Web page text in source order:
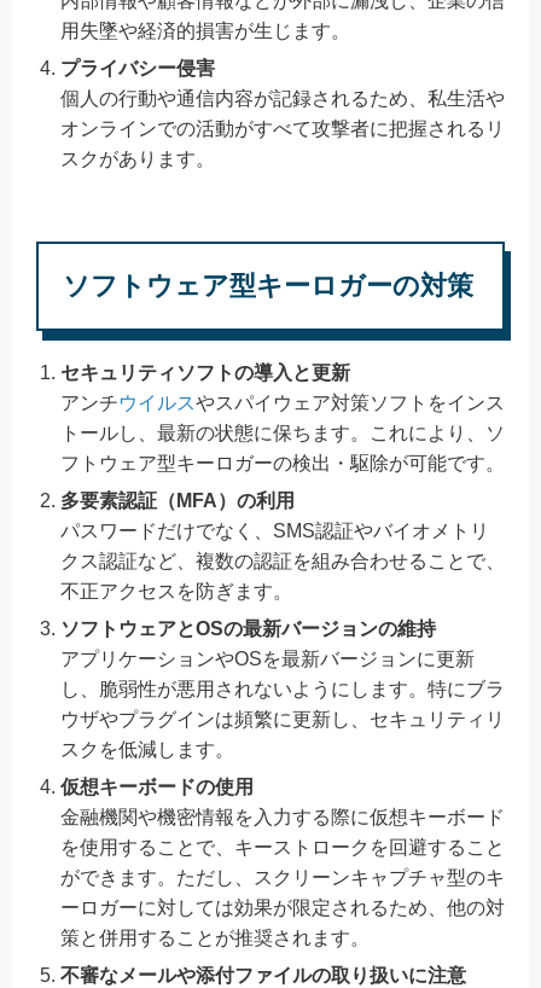
用失墜や経済的損害が生じます。
プライバシー侵害
個人の行動や通信内容が記録されるため、私生活や
オンラインでの活動がすべて攻撃者に把握されるリ
スクがあります。
ソフトウェア型キーロガーの対策
セキュリティソフトの導入と更新
アンチウイルスやスパイウェア対策ソフトをインス
トールし、最新の状態に保ちます。これにより、ソ
フトウェア型キーロガーの検出・駆除が可能です。
多要素認証（MFA）の利用
パスワードだけでなく、SMS認証やバイオメトリ
クス認証など、複数の認証を組み合わせることで、
不正アクセスを防ぎます。
ソフトウェアとOSの最新バージョンの維持
アプリケーションやOSを最新バージョンに更新
し、脆弱性が悪用されないようにします。特にブラ
ウザやプラグインは頻繁に更新し、セキュリティリ
スクを低減します。
仮想キーボードの使用
金融機関や機密情報を入力する際に仮想キーボード
を使用することで、キーストロークを回避すること
ができます。ただし、スクリーンキャプチャ型のキ
ーロガーに対しては効果が限定されるため、他の対
策と併用することが推奨されます。
不審なメールや添付ファイルの取り扱いに注意